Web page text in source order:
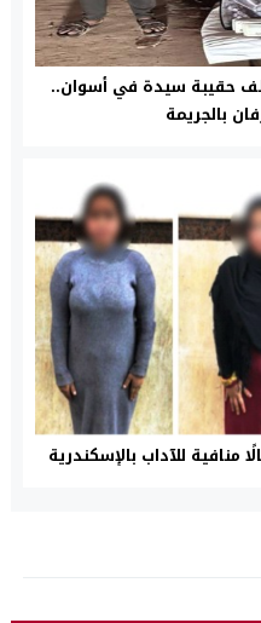
حقيبة سيدة في أسوان..
بالجريمة